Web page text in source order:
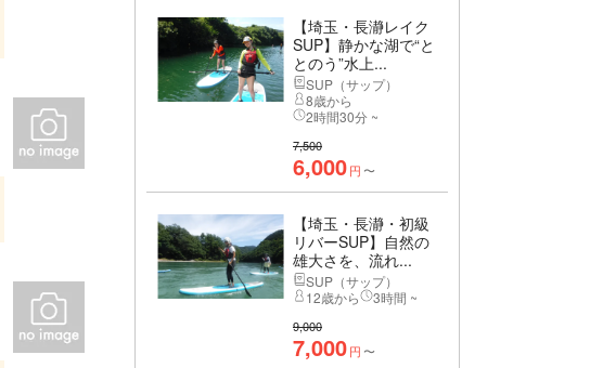
【埼玉・長瀞レイク
SUP】静かな湖で“と
とのう”水上...
SUP（サップ）
8歳から
2時間30分 ~
7,500
6,000円 〜
【埼玉・長瀞・初級
リバーSUP】自然の
雄大さを、流れ...
SUP（サップ）
12歳から
3時間 ~
9,000
7,000円 〜